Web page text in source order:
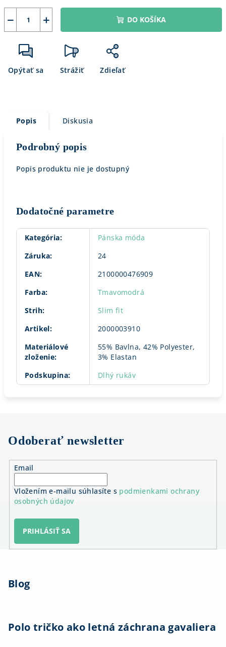
+
− DO KOŠÍKA
Opýtať sa Strážiť Zdieľať
Popis Diskusia
Podrobný popis
Popis produktu nie je dostupný
Dodatočné parametre
Kategória:
Pánska móda
Záruka:
24
EAN:
2100000476909
Farba:
Tmavomodrá
Strih:
Slim fit
Artikel:
2000003910
Materiálové
zloženie:
55% Bavlna, 42% Polyester,
3% Elastan
Podskupina: Dlhý rukáv
Odoberať newsletter
Email
Vložením e-mailu súhlasíte s podmienkami ochrany
osobných údajov
PRIHLÁSIŤ SA
Blog
Polo tričko ako letná záchrana gavaliera